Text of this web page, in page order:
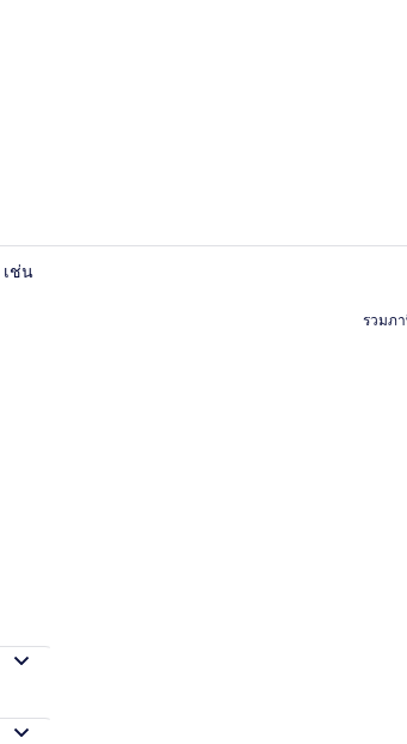
บเสียง
แกลเลอรีเพนท์เฮาส์ | เครื่องนอนระดับพรีเมียม, เตียงเมมโ
เช่น
รวมภ